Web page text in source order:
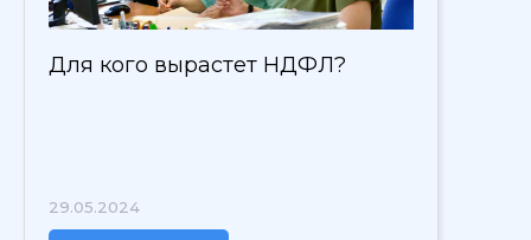
Для кого вырастет НДФЛ?
29.05.2024